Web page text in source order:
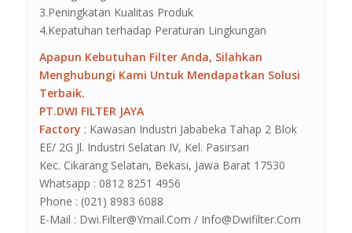
3.Peningkatan Kualitas Produk
4.Kepatuhan terhadap Peraturan Lingkungan
Apapun Kebutuhan Filter Anda, Silahkan
Menghubungi Kami Untuk Mendapatkan Solusi
Terbaik.
PT.DWI FILTER JAYA
Factory : Kawasan Industri Jababeka Tahap 2 Blok
EE/ 2G Jl. Industri Selatan IV, Kel. Pasirsari
Kec. Cikarang Selatan, Bekasi, Jawa Barat 17530
Whatsapp : 0812 8251 4956
Phone : (021) 8983 6088
E-Mail : Dwi.Filter@Ymail.Com / Info@Dwifilter.Com